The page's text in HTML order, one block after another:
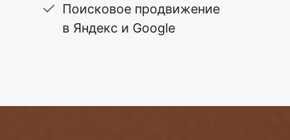
Поисковое продвижение
в Яндекс и Google